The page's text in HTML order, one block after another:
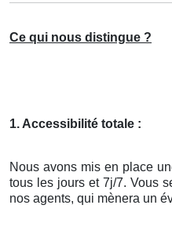
Ce qui nous distingue ?
1. Accessibilité totale :
Nous avons mis en place
tous les jours et 7j/7. Vous
nos agents, qui mènera un